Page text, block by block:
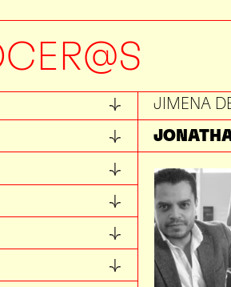
JIMENA
JORGE
JOSÉ
JOSÉ
JUAN